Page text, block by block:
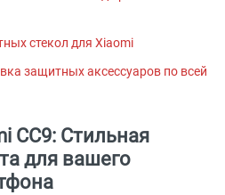
стекол для Xiaomi
защитных аксессуаров по всей
CC9: Стильная
для вашего